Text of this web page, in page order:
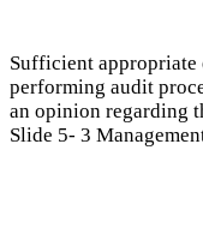
Sufficient
performing audit
an opinion regarding
Slide 5- 3